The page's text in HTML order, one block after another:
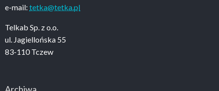
e-mail: tetka@tetka.pl
Telkab Sp. z o.o.
ul. Jagiellońska 55
83-110 Tczew